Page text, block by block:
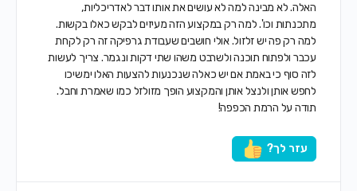
האלה. לא מבינה למה לא עושים את אותו דבר לאדריכליות,
מתכנתות וכו'. למה רק במקצוע הזה מעיזים לבקש כאלו בקשות.
למה רק פה יש זלזול. אולי חושבים שעבודת גרפיקה זה רק לקחת
עכבר ולפתוח תוכנה ולשרבט משהו שתי דקות ונגמר. צריך לעשות
לזה סוף כי באמת אם יש כאלה שנכנעות להצעות האלו ימשיכו
לחפש אותן ולנצל אותן והמקצוע הופך מזולזל כמו שאמרת וחבל.
תודה על הרמת הכפפה!
עזר לך?